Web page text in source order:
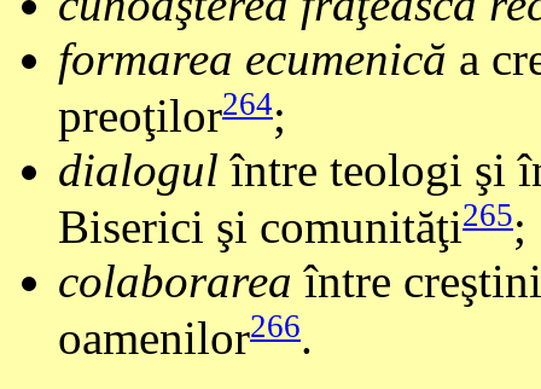
formarea ecumenică a
preoţilor264;
dialogul între teologi şi
Biserici şi comunităţi265;
colaborarea între
oamenilor266.